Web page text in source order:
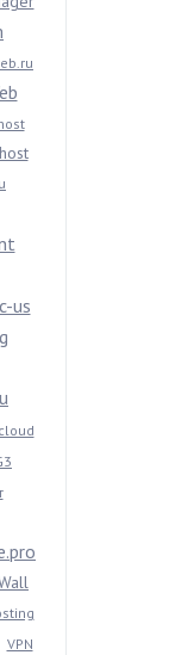
us
VPN